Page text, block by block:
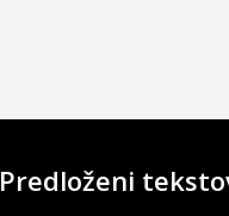
Predloženi